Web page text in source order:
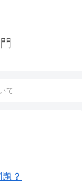
て
？